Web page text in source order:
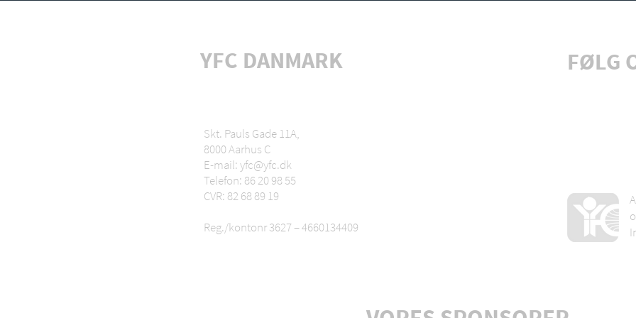
YFC DANMARK
Skt. Pauls Gade 11A,
8000 Aarhus C
E-mail: yfc@yfc.dk
Telefon: 86 20 98 55
CVR: 82 68 89 19
Reg./kontonr 3627 – 4660134409
FØLG